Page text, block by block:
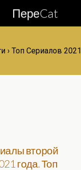
ПереCat
› Топ Сериалов 2021
второй
года. Топ